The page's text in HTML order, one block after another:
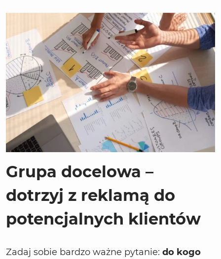
Grupa docelowa –
dotrzyj z reklamą do
potencjalnych klientów
Zadaj sobie bardzo ważne pytanie: do kogo